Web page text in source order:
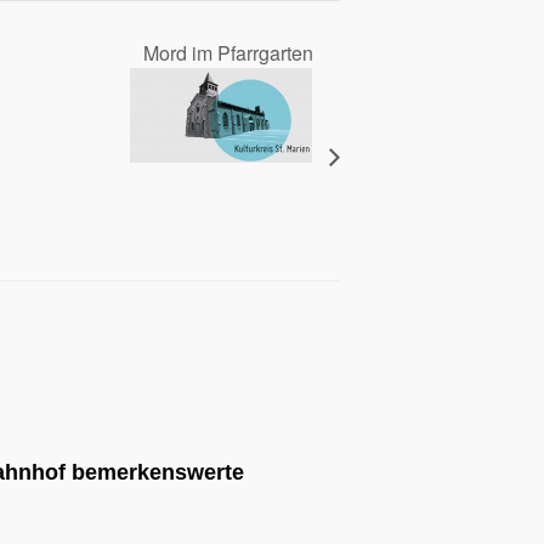
Mord im Pfarrgarten
bemerkenswerte